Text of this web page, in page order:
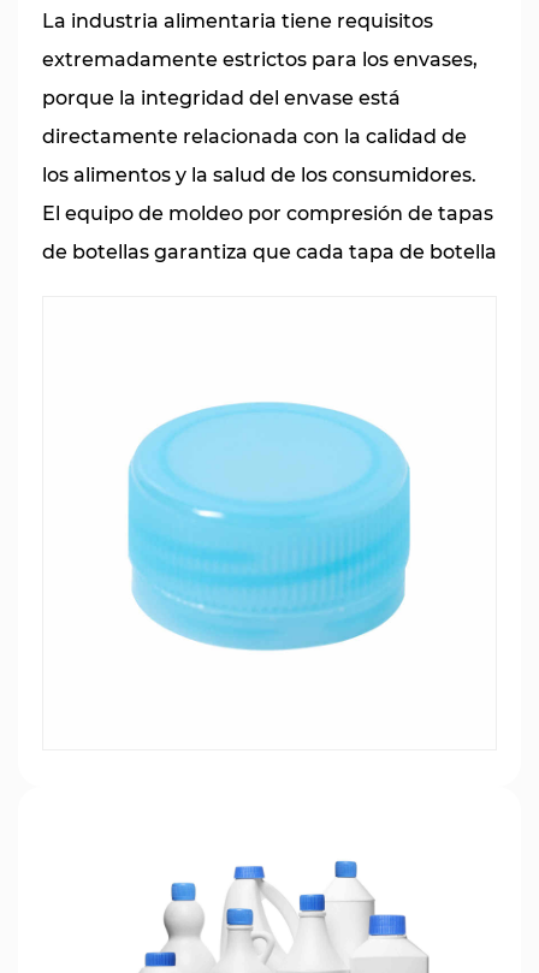
La industria alimentaria tiene requisitos
extremadamente estrictos para los envases,
porque la integridad del envase está
directamente relacionada con la calidad de
los alimentos y la salud de los consumidores.
El equipo de moldeo por compresión de tapas
de botellas garantiza que cada tapa de botella
velocidad, evitando la intrusión de aire y
bacterias. Además, los equipos modernos de
moldeo por compresión de tapas de botellas
suelen estar equipados con un sistema de
control automatizado, que puede lograr la
producción por lotes, reducir las operaciones
manuales y reducir los costos.